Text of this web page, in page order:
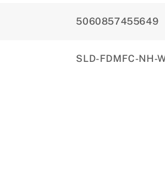
5060857455649
SLD-FDMFC-NH-